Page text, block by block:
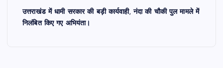
उत्तराखंड में धामी सरकार की बड़ी कार्यवाही, नंदा की चौकी पुल मामले में
निलंबित किए गए अभियंता।